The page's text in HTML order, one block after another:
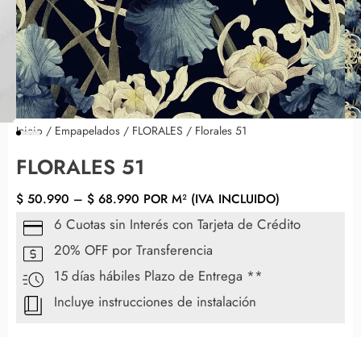
Inicio / Empapelados / FLORALES / Florales 51
FLORALES 51
$ 50.990 – $ 68.990 POR M² (IVA INCLUIDO)
6 Cuotas sin Interés con Tarjeta de Crédito
20% OFF por Transferencia
15 días hábiles Plazo de Entrega **
Incluye instrucciones de instalación